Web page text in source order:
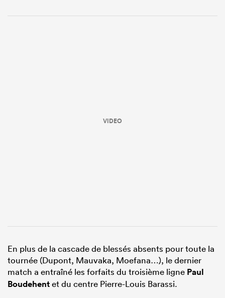
VIDEO
En plus de la cascade de blessés absents pour toute la
tournée (Dupont, Mauvaka, Moefana…), le dernier
match a entraîné les forfaits du troisième ligne Paul
Boudehentet du centre Pierre-Louis Barassi.